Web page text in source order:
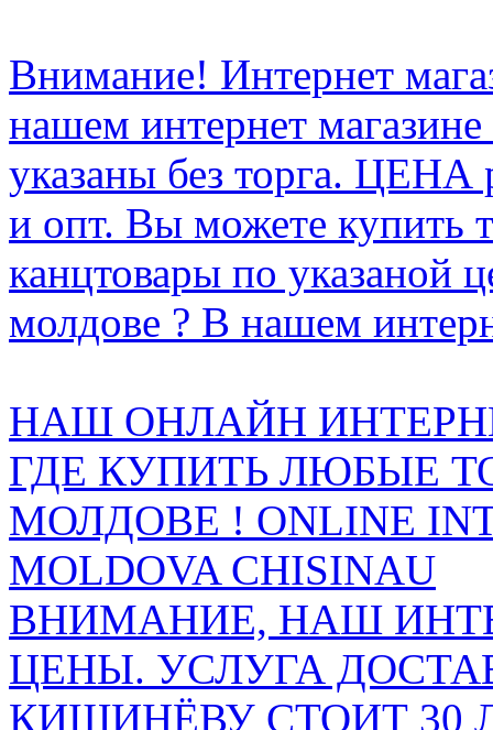
Внимание! Интернет
нашем интернет
указаны без торга.
и опт. Вы можете купить
канцтовары по указаной
молдове ? В нашем
НАШ ОНЛАЙН
ГДЕ КУПИТЬ ЛЮБЫЕ
МОЛДОВЕ ! ONLINE
MOLDOVA CHISINAU
ВНИМАНИЕ, НАШ
ЦЕНЫ. УСЛУГА
КИШИНЁВУ СТОИТ 30